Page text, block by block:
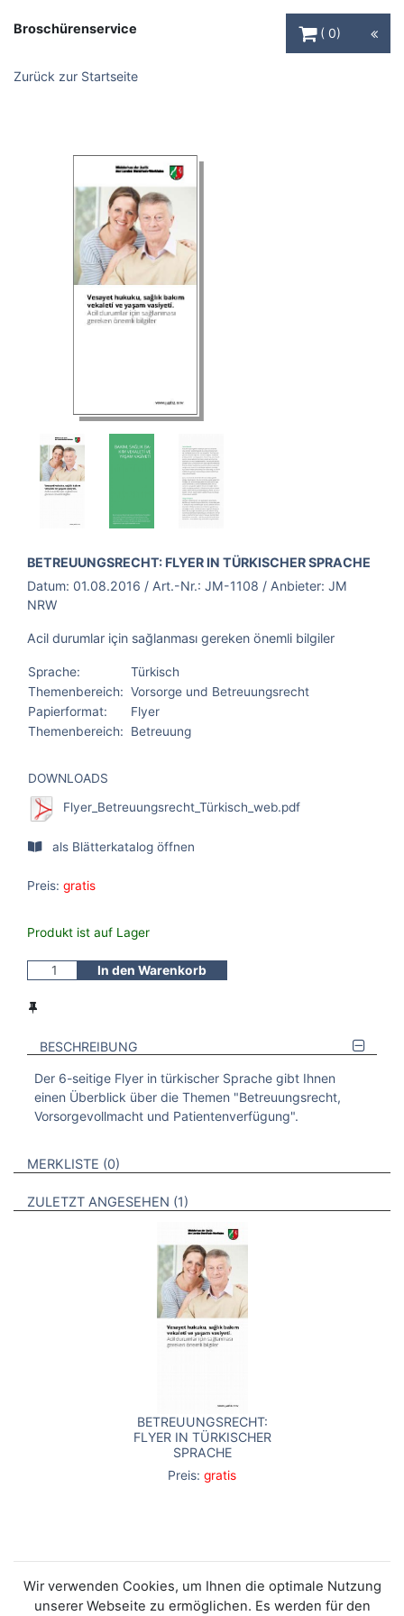
Broschürenservice
0
Zurück zur Startseite
BROSCHÜRE:
BETREUUNGSRECHT: FLYER IN TÜRKISCHER SPRACHE
Datum: 01.08.2016 / Art.-Nr.: JM-1108 / Anbieter: JM
NRW
Acil durumlar için sağlanması gereken önemli bilgiler
Sprache:
Türkisch
Themenbereich: Vorsorge und Betreuungsrecht
Papierformat:
Flyer
Themenbereich:
Betreuung
DOWNLOADS
Flyer_Betreuungsrecht_Türkisch_web.pdf
als Blätterkatalog öffnen
Preis: gratis
Produkt ist auf Lager
In den Warenkorb
BESCHREIBUNG
Der 6-seitige Flyer in türkischer Sprache gibt Ihnen
einen Überblick über die Themen "Betreuungsrecht,
Vorsorgevollmacht und Patientenverfügung".
VERWEISE AUF VERMERKTE- ODER ZULETZT ANGESEHENE
MERKLISTE 0 BROSCHÜREN
ZULETZT ANGESEHEN 1 BROSCHÜREN
BETREUUNGSRECHT:
FLYER IN TÜRKISCHER
SPRACHE
Preis: gratis
Wir verwenden Cookies, um Ihnen die optimale Nutzung
unserer Webseite zu ermöglichen. Es werden für den